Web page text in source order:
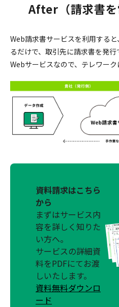
After（請求書を
Web請求書サービスを利用する
るだけで、取引先に請求書を発行
Webサービスなので、テレワーク
資料請求はこちら
から
まずはサービス内
容を詳しく知りた
い方へ。
サービスの詳細資
料をPDFにてお渡
しいたします。
資料無料ダウンロ
ード